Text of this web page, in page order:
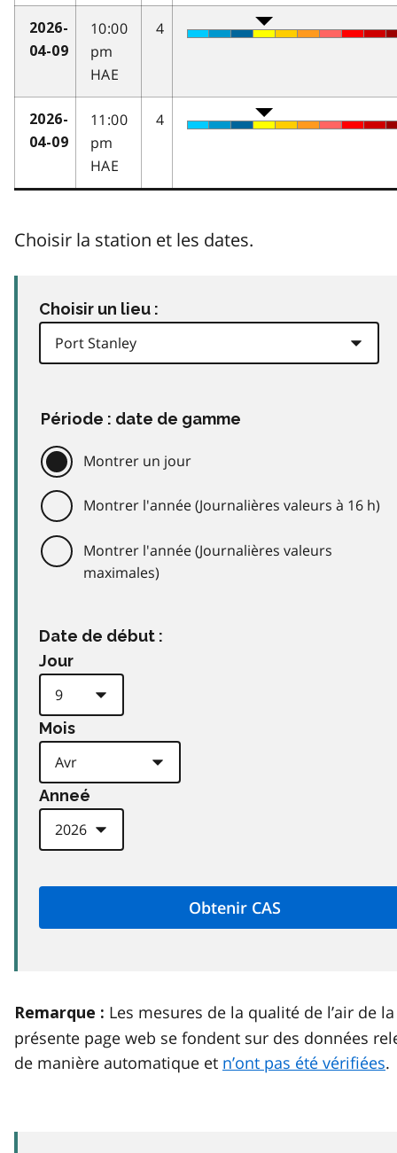
2026-
04-09
10:00
pm
HAE
4
2026-
04-09
11:00
pm
HAE
4
Choisir la station et les dates.
Choisir un lieu :
Période : date de gamme
Montrer un jour
Montrer l'année (Journalières valeurs à 16 h)
Montrer l'année (Journalières valeurs
maximales)
Date de début :
Jour
Mois
Anneé
Remarque : Les mesures de la qualité de l’air de la
présente page web se fondent sur des données
de manière automatique et n’ont pas été vérifiées.